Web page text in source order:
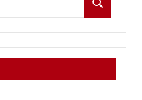
Buscar